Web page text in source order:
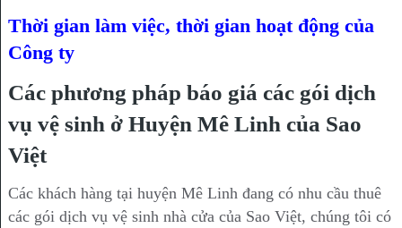
Thời gian làm việc, thời gian hoạt động của
Công ty
Các phương pháp báo giá các gói dịch
vụ vệ sinh ở Huyện Mê Linh của Sao
Việt
Các khách hàng tại huyện Mê Linh đang có nhu cầu thuê
các gói dịch vụ vệ sinh nhà cửa của Sao Việt, chúng tôi có